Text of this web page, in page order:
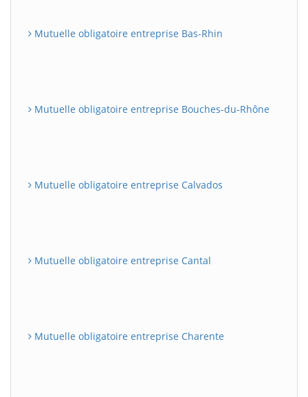
Mutuelle obligatoire entreprise Bas-Rhin
Mutuelle obligatoire entreprise Bouches-du-Rhône
Mutuelle obligatoire entreprise Calvados
Mutuelle obligatoire entreprise Cantal
Mutuelle obligatoire entreprise Charente